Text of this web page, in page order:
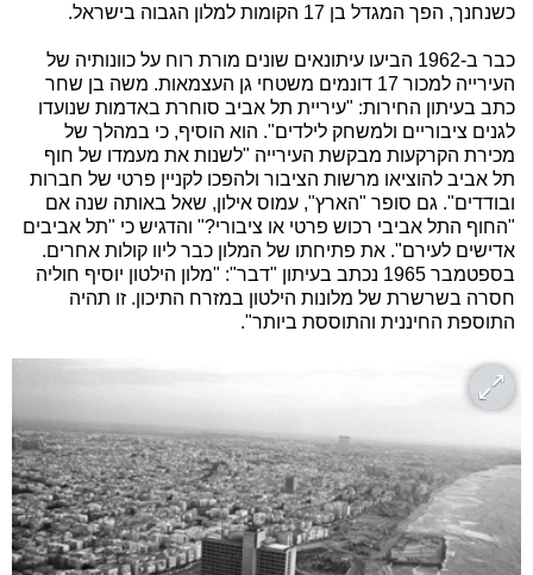
כשנחנך, הפך המגדל בן 17 הקומות למלון הגבוה בישראל.
כבר ב-1962 הביעו עיתונאים שונים מורת רוח על כוונותיה של
העירייה למכור 17 דונמים משטחי גן העצמאות. משה בן שחר
כתב בעיתון החירות: "עיריית תל אביב סוחרת באדמות שנועדו
לגנים ציבוריים ולמשחק לילדים". הוא הוסיף, כי במהלך של
מכירת הקרקעות מבקשת העירייה "לשנות את מעמדו של חוף
תל אביב להוציאו מרשות הציבור ולהפכו לקניין פרטי של חברות
ובודדים". גם סופר "הארץ", עמוס אילון, שאל באותה שנה אם
"החוף התל אביבי רכוש פרטי או ציבורי?" והדגיש כי "תל אביבים
אדישים לעירם". את פתיחתו של המלון כבר ליוו קולות אחרים.
בספטמבר 1965 נכתב בעיתון "דבר": "מלון הילטון יוסיף חוליה
חסרה בשרשרת של מלונות הילטון במזרח התיכון. זו תהיה
התוספת החיננית והתוססת ביותר".